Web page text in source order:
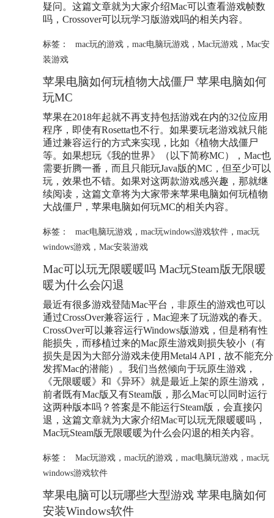
疑问。这篇文章就为大家介绍Mac可以查看游戏帧数
吗，Crossover可以玩学习版游戏吗的相关内容。
标签： mac玩的游戏， mac电脑玩游戏， Mac玩游戏， Mac安
装游戏
苹果电脑如何玩植物大战僵尸 苹果电脑如何
玩MC
苹果在2018年起就不再支持包括游戏在内的32位应用
程序，即使有Rosetta也不行。如果要玩老游戏就只能
通过兼容运行的方式来实现，比如《植物大战僵尸
等。如果想玩《我的世界》（以下简称MC），Mac也
需要折腾一番，而且只能玩Java版的MC，但至少可以
玩，效果也不错。如果对这两款游戏感兴趣，那就继
续阅读，这篇文章将为大家带来苹果电脑如何玩植物
大战僵尸，苹果电脑如何玩MC的相关内容。
标签： mac电脑玩游戏， mac玩windows游戏软件， mac玩
windows游戏 ， Mac安装游戏
Mac可以玩无限暖暖吗 Mac玩Steam版无限暖
暖为什么会闪退
最近有很多游戏登陆Mac平台，非原生的游戏也可以
通过CrossOver兼容运行，Mac迎来了玩游戏的春天。
CrossOver可以兼容运行Windows版游戏，但是稍有性
能损失，而移植过来的Mac原生游戏则损失较小（有
损失是因为大部分游戏未使用Metal4 API，故不能充分
发挥Mac的潜能）。我们当然倾向于玩原生游戏，
《无限暖暖》和《异环》就是最近上架的原生游戏，
前者既有Mac版又有Steam版，那么Mac可以同时运行
这两种版本吗？答案是不能运行Steam版，会直接闪
退，这篇文章就为大家介绍Mac可以玩无限暖暖吗，
Mac玩Steam版无限暖暖为什么会闪退的相关内容。
标签： Mac玩游戏， mac玩的游戏， mac电脑玩游戏， mac玩
windows游戏软件
苹果电脑可以玩哪些大型游戏 苹果电脑如何
安装Windows软件